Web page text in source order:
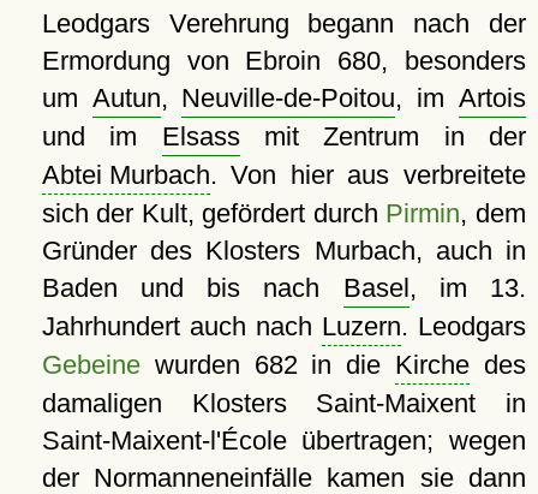
Leodgars Verehrung begann nach der
Ermordung von Ebroin 680, besonders
um Autun, Neuville-de-Poitou, im Artois
und im Elsassmit Zentrum in der
Abtei Murbach. Von hier aus verbreitete
sich der Kult, gefördert durch Pirmin, dem
Gründer des Klosters Murbach, auch in
Baden und bis nach Basel, im 13.
Jahrhundert auch nach Luzern. Leodgars
Gebeinewurden 682 in die Kirche des
damaligen Klosters Saint-Maixent in
Saint-Maixent-l'École übertragen; wegen
der Normanneneinfälle kamen sie dann